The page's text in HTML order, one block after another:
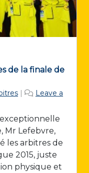
de la finale de
Leave a
exceptionnelle
Mr Lefebvre,
les arbitres de
2015, juste
physique et